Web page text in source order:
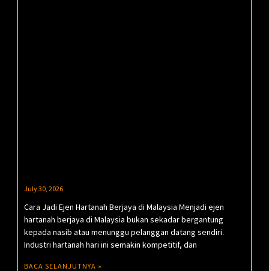
July 30, 2026
Cara Jadi Ejen Hartanah Berjaya di Malaysia Menjadi ejen
hartanah berjaya di Malaysia bukan sekadar bergantung
kepada nasib atau menunggu pelanggan datang sendiri.
Industri hartanah hari ini semakin kompetitif, dan
BACA SELANJUTNYA »